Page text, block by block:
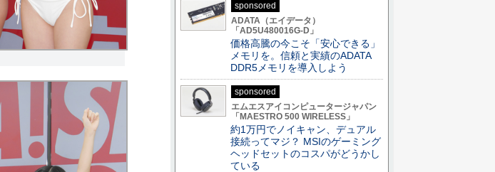
sponsored
ADATA（エイデータ）
「AD5U480016G-D」
価格高騰の今こそ「安心できる」
メモリを。信頼と実績のADATA
DDR5メモリを導入しよう
sponsored
エムエスアイコンピュータージャパン
「MAESTRO 500 WIRELESS」
約1万円でノイキャン、デュアル
接続ってマジ？ MSIのゲーミング
ヘッドセットのコスパがどうかし
ている